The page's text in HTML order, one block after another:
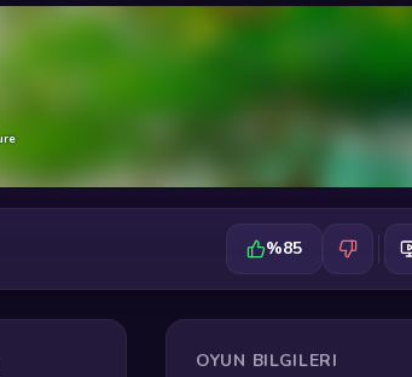
%85
OYUN BILGILERI